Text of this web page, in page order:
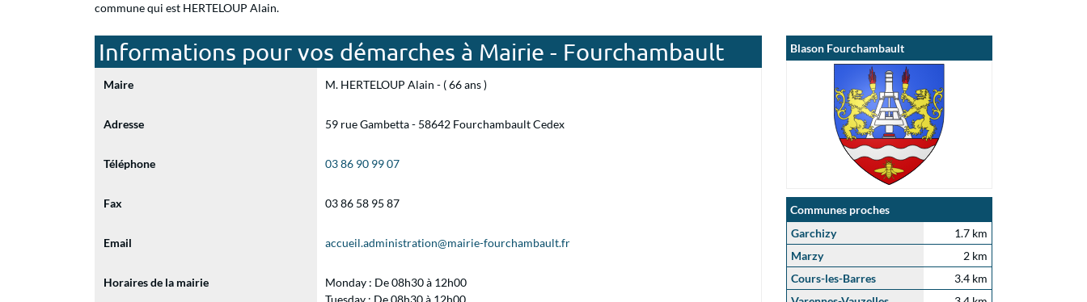
commune qui est HERTELOUP Alain.
Informations pour vos démarches à Mairie - Fourchambault
Maire M. HERTELOUP Alain - ( 66 ans )
Adresse 59 rue Gambetta - 58642 Fourchambault Cedex
Téléphone 03 86 90 99 07
Fax 03 86 58 95 87
Email accueil.administration@mairie-fourchambault.fr
Horaires de la mairie
Monday : De 08h30 à 12h00
Tuesday : De 08h30 à 12h00
Blason Fourchambault
Communes proches
Garchizy
1.7 km
Marzy
2 km
Cours-les-Barres
3.4 km